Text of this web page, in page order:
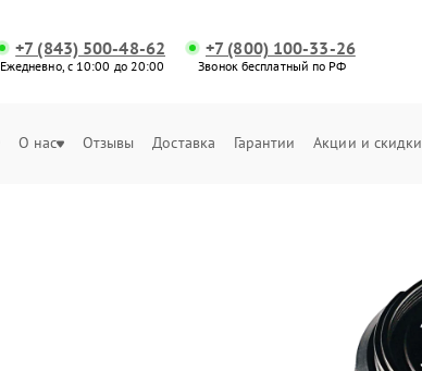
+7 (843) 500-48-62
Ежедневно, с 10:00 до 20:00
+7 (800) 100-33-26
Звонок бесплатный по РФ
О нас Отзывы Доставка Гарантии Акции и скидки